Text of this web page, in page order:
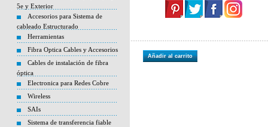
5e y Exterior
Accesorios para Sistema de
cableado Estructurado
Herramientas
Fibra Optica Cables y Accesorios
Cables de instalación de fibra
óptica
Electronica para Redes Cobre
Wireless
SAIs
Sistema de transferencia fiable
Añadir al carrito